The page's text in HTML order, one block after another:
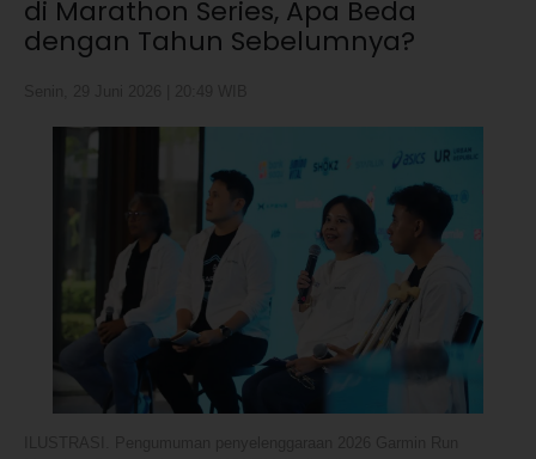
di Marathon Series, Apa Beda
dengan Tahun Sebelumnya?